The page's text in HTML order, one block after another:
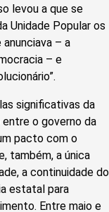
levou a que se
Unidade Popular os
– a
– e
significativas da
o governo da
pacto com o
também, a única
a continuidade do
estatal para
Entre maio e